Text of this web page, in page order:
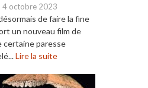
4 octobre 2023
de faire la fine
un nouveau film de
certaine paresse
Lire la suite